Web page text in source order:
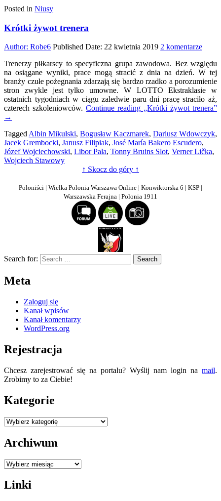
Posted in Niusy
Krótki żywot trenera
Author: Robe6 Published Date: 22 kwietnia 2019 2 komentarzedo
żywot
Trenerzy piłkarscy to specyficzna grupa zawodowa. Bez względu
na osiągane wyniki, prace mogą stracić z dnia na dzień. W tej
branży czułe pożegnania zdarzają się bardzo rzadko a porozumienie
stron zwykle jest tylko umowne. W LOTTO Ekstraklasie w
ostatnich tygodniach w ciągu zaledwie paru dni pracę straciło aż,
czterech szkoleniowców. Continue reading „Krótki żywot trenera”
→
Tagged Albin Mikulski, Bogusław Kaczmarek, Dariusz Wdowczyk,
Jacek Grembocki, Janusz Filipiak, José María Bakero Escudero,
Józef Wojciechowski, Libor Pala, Tonny Bruins Slot, Verner Lička,
Wojciech Stawowy
↑ Skocz do góry ↑
Poloniści | Wielka Polonia Warszawa Online | Konwiktorska 6 | KSP |
Warszawska Ferajna | Polonia 1911
Search for:
Meta
Zaloguj się
Kanał wpisów
Kanał komentarzy
WordPress.org
Rejestracja
Chcesz zarejestrować się na portalu? Wyślij nam login na mail.
Zrobimy to za Ciebie!
Kategorie
Kategorie
Archiwum
Archiwum
Linki